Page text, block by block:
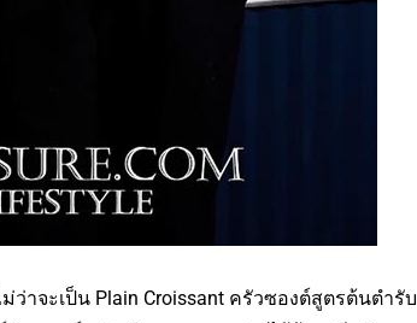
าจะเป็น Plain Croissant ครัวซองต์สูตรต้นตำรับ